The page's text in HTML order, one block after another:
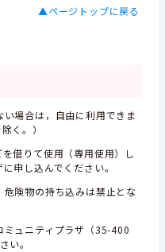
▲ページトップに戻る
場合は，自由に利用できま
く。）
借りて使用（専用使用）し
申し込んでください。
険物の持ち込みは禁止とな
ミュニティプラザ（35-400
い。